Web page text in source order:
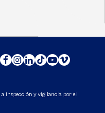
inspección y vigilancia por el